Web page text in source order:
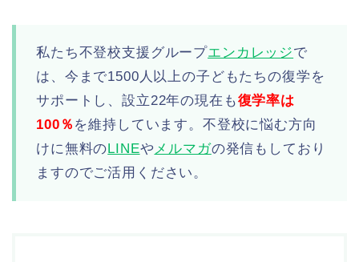
私たち不登校支援グループエンカレッジで
は、今まで1500人以上の子どもたちの復学を
サポートし、設立22年の現在も復学率は
100％ を維持しています。不登校に悩む方向
けに無料のLINEやメルマガの発信もしており
ますのでご活用ください。